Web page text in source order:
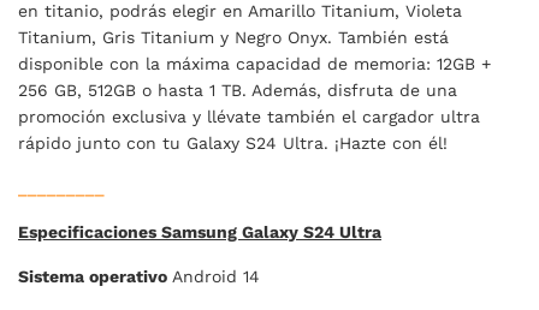
en titanio, podrás elegir en Amarillo Titanium, Violeta
Titanium, Gris Titanium y Negro Onyx. También está
disponible con la máxima capacidad de memoria: 12GB +
256 GB, 512GB o hasta 1 TB. Además, disfruta de una
promoción exclusiva y llévate también el cargador ultra
rápido junto con tu Galaxy S24 Ultra. ¡Hazte con él!
Especificaciones Samsung Galaxy S24 Ultra
Sistema operativo Android 14